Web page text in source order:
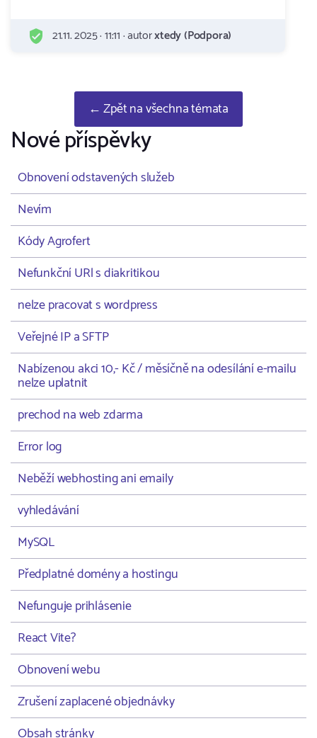
21.11. 2025 · 11:11 · autorxtedy (Podpora)
← Zpět na všechna témata
Nové příspěvky
Obnovení odstavených služeb
Nevím
Kódy Agrofert
Nefunkční URl s diakritikou
nelze pracovat s wordpress
Veřejné IP a SFTP
Nabízenou akci 10,- Kč / měsíčně na odesílání e-mailu
nelze uplatnit
prechod na web zdarma
Error log
Neběží webhosting ani emaily
vyhledávání
MySQL
Předplatné domény a hostingu
Nefunguje prihlásenie
React Vite?
Obnovení webu
Zrušení zaplacené objednávky
Obsah stránky